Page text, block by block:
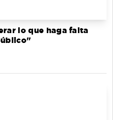
lo que haga falta